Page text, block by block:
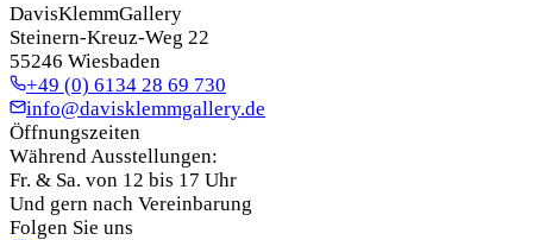
DavisKlemmGallery
Steinern-Kreuz-Weg 22
55246 Wiesbaden
+49 (0) 6134 28 69 730
info@davisklemmgallery.de
Öffnungszeiten
Während Ausstellungen:
Fr. & Sa. von 12 bis 17 Uhr
Und gern nach Vereinbarung
Folgen Sie uns